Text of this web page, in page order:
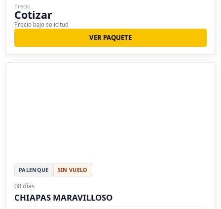
Precio
Cotizar
Precio bajo solicitud
VER PAQUETE
PALENQUE SIN VUELO
08 días
CHIAPAS MARAVILLOSO